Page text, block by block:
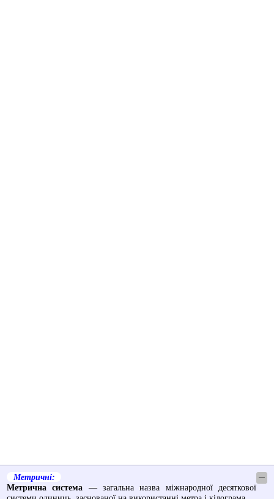
Метричні:
─
Метрична система — загальна назва міжнародної десяткової